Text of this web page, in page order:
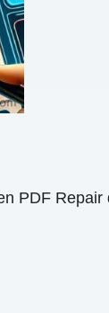
PDF Repair